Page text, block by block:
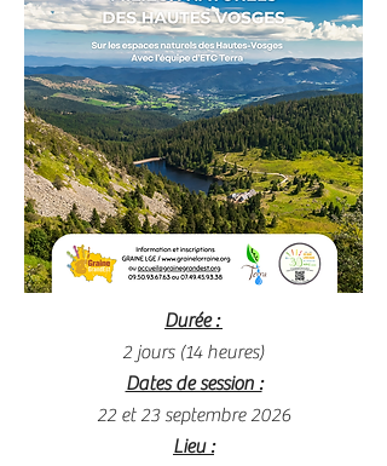
Durée :
2 jours (14 heures)
Dates de session :
22 et 23 septembre 2026
Lieu :